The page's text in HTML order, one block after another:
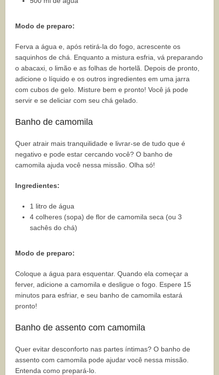
Modo de preparo:
Ferva a água e, após retirá-la do fogo, acrescente os
saquinhos de chá. Enquanto a mistura esfria, vá preparando
o abacaxi, o limão e as folhas de hortelã. Depois de pronto,
adicione o líquido e os outros ingredientes em uma jarra
com cubos de gelo. Misture bem e pronto! Você já pode
servir e se deliciar com seu chá gelado.
Banho de camomila
Quer atrair mais tranquilidade e livrar-se de tudo que é
negativo e pode estar cercando você? O banho de
camomila ajuda você nessa missão. Olha só!
Ingredientes:
1 litro de água
4 colheres (sopa) de flor de camomila seca (ou 3
sachês do chá)
Modo de preparo:
Coloque a água para esquentar. Quando ela começar a
ferver, adicione a camomila e desligue o fogo. Espere 15
minutos para esfriar, e seu banho de camomila estará
pronto!
Banho de assento com camomila
Quer evitar desconforto nas partes íntimas? O banho de
assento com camomila pode ajudar você nessa missão.
Entenda como prepará-lo.